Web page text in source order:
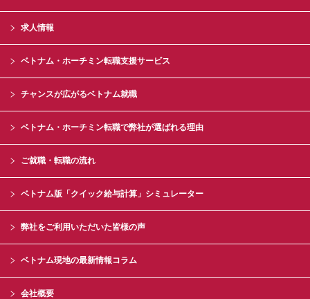
求人情報
ベトナム・ホーチミン転職支援サービス
チャンスが広がるベトナム就職
ベトナム・ホーチミン転職で弊社が選ばれる理由
ご就職・転職の流れ
ベトナム版「クイック給与計算」シミュレーター
弊社をご利用いただいた皆様の声
ベトナム現地の最新情報コラム
会社概要